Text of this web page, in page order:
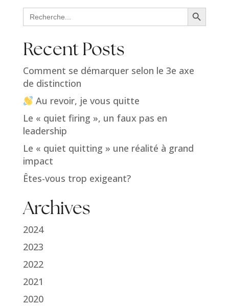
Search
for:
Search Button
Recent Posts
Comment se démarquer selon le 3e axe
de distinction
Au revoir, je vous quitte
Le « quiet firing », un faux pas en
leadership
Le « quiet quitting » une réalité à grand
impact
Êtes-vous trop exigeant?
Archives
2024
2023
2022
2021
2020